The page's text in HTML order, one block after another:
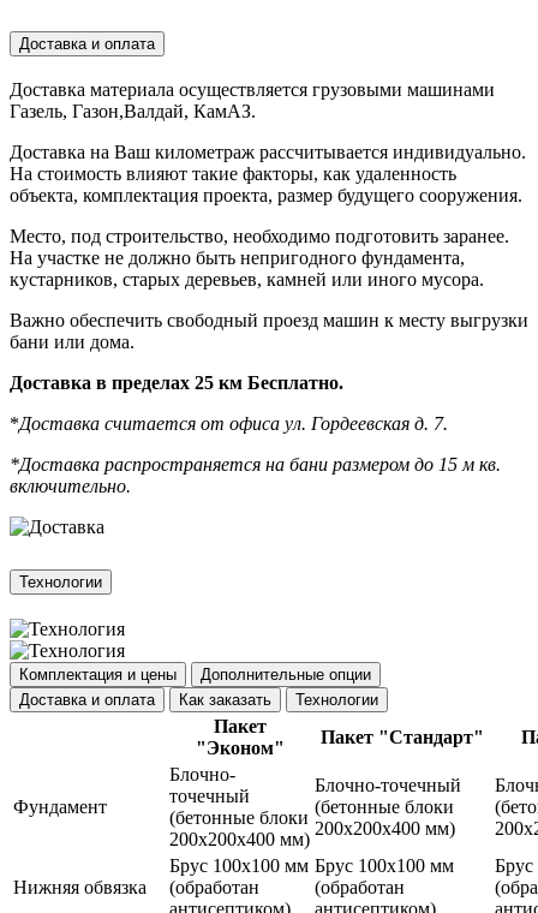
Доставка и оплата
Доставка материала осуществляется грузовыми машинами
Газель, Газон,Валдай, КамАЗ.
Доставка на Ваш километраж рассчитывается индивидуально.
На стоимость влияют такие факторы, как удаленность
объекта, комплектация проекта, размер будущего сооружения.
Место, под строительство, необходимо подготовить заранее.
На участке не должно быть непригодного фундамента,
кустарников, старых деревьев, камней или иного мусора.
Важно обеспечить свободный проезд машин к месту выгрузки
бани или дома.
Доставка в пределах 25 км Бесплатно.
*Доставка считается от офиса ул. Гордеевская д. 7.
*Доставка распространяется на бани размером до 15 м кв.
включительно.
Технологии
Комплектация и цены
Дополнительные опции
Доставка и оплата
Как заказать Технологии
Пакет
"Эконом"
Пакет "Стандарт"
Фундамент
Блочно-
точечный
(бетонные блоки
200х200х400 мм)
Блочно-точечный
(бетонные блоки
200х200х400 мм)
Нижняя обвязка
Брус 100х100 мм
(обработан
Брус 100х100 мм
(обработан